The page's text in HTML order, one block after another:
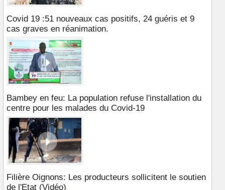
Covid 19 :51 nouveaux cas positifs, 24 guéris et 9
cas graves en réanimation.
Bambey en feu: La population refuse l'installation du
centre pour les malades du Covid-19
Filière Oignons: Les producteurs sollicitent le soutien
de l'Etat (Vidéo)